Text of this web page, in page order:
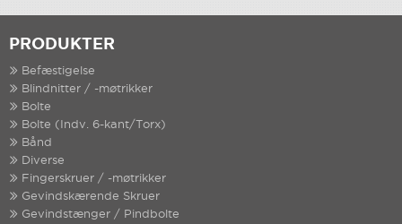
PRODUKTER
Befæstigelse
Blindnitter / -møtrikker
Bolte
Bolte (Indv. 6-kant/Torx)
Bånd
Diverse
Fingerskruer / -møtrikker
Gevindskærende Skruer
Gevindstænger / Pindbolte